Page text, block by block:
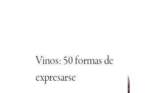
Vinos: 50 formas de
expresarse